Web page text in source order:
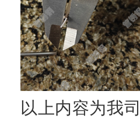
以上内容为我